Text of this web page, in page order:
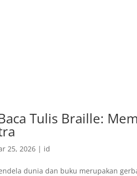
Tulis Braille:
25, 2026 | id
dunia dan buku merupakan